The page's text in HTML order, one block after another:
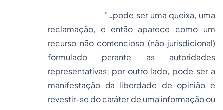
"…pode ser uma queixa, uma
reclamação, e então aparece como um
recurso não contencioso (não jurisdicional)
formulado perante as autoridades
representativas; por outro lado, pode ser a
manifestação da liberdade de opinião e
revestir-se do caráter de uma informação ou